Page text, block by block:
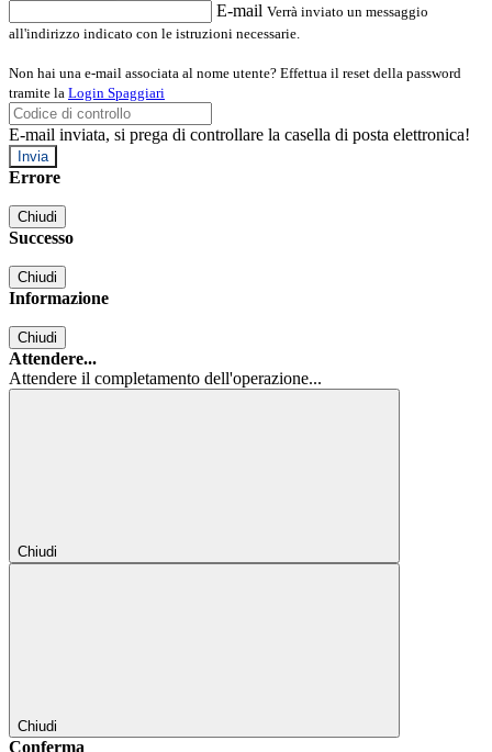
E-mail Verrà inviato un messaggio
all'indirizzo indicato con le istruzioni necessarie.
Non hai una e-mail associata al nome utente? Effettua il reset della password
tramite la Login Spaggiari
E-mail inviata, si prega di controllare la casella di posta elettronica!
Errore
Chiudi
Successo
Chiudi
Informazione
Chiudi
Attendere...
Attendere il completamento dell'operazione...
Chiudi
Chiudi
Conferma